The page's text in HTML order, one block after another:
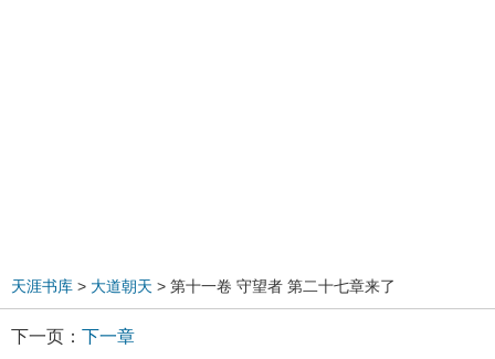
天涯书库 > 大道朝天 > 第十一卷 守望者 第二十七章来了
下一页： 下一章